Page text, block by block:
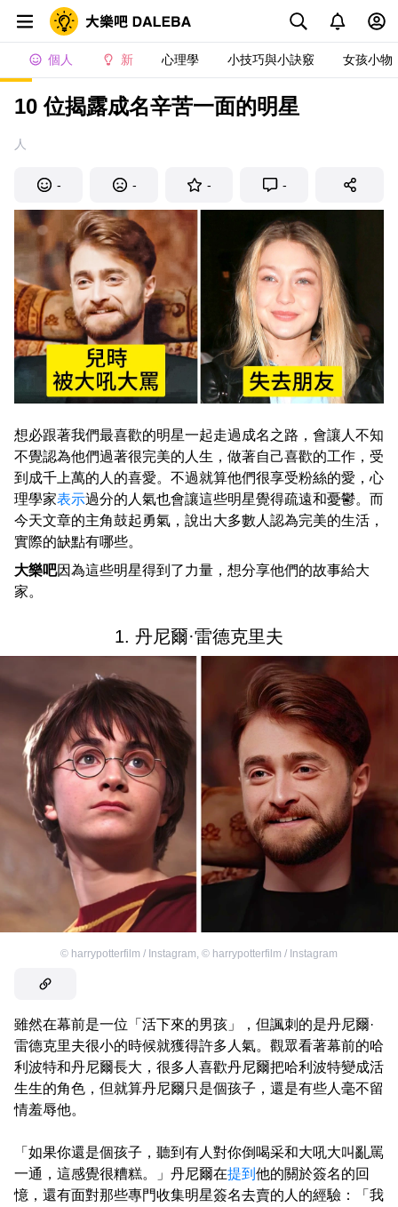
個人 新 心理學 小技巧與小訣竅 女孩小物
10 位揭露成名辛苦一面的明星
人
- - - -
想必跟著我們最喜歡的明星一起走過成名之路，會讓人不知
不覺認為他們過著很完美的人生，做著自己喜歡的工作，受
到成千上萬的人的喜愛。不過就算他們很享受粉絲的愛，心
理學家表示過分的人氣也會讓這些明星覺得疏遠和憂鬱。而
今天文章的主角鼓起勇氣，說出大多數人認為完美的生活，
實際的缺點有哪些。
大樂吧因為這些明星得到了力量，想分享他們的故事給大
家。
1. 丹尼爾·雷德克里夫
© harrypotterfilm / Instagram © harrypotterfilm / Instagram
雖然在幕前是一位「活下來的男孩」，但諷刺的是丹尼爾·
雷德克里夫很小的時候就獲得許多人氣。觀眾看著幕前的哈
利波特和丹尼爾長大，很多人喜歡丹尼爾把哈利波特變成活
生生的角色，但就算丹尼爾只是個孩子，還是有些人毫不留
情羞辱他。
「如果你還是個孩子，聽到有人對你倒喝采和大吼大叫亂罵
一通，這感覺很糟糕。」丹尼爾在提到 他的關於簽名的回
憶，還有面對那些專門收集明星簽名去賣的人的經驗：「我